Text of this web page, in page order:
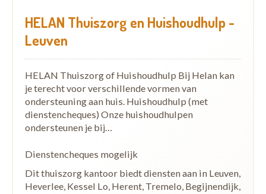
HELAN Thuiszorg en Huishoudhulp -
Leuven
HELAN Thuiszorg of Huishoudhulp Bij Helan kan
je terecht voor verschillende vormen van
ondersteuning aan huis. Huishoudhulp (met
dienstencheques) Onze huishoudhulpen
ondersteunen je bij…
Dienstencheques mogelijk
Dit thuiszorg kantoor biedt diensten aan in Leuven,
Heverlee, Kessel Lo, Herent, Tremelo, Begijnendijk,